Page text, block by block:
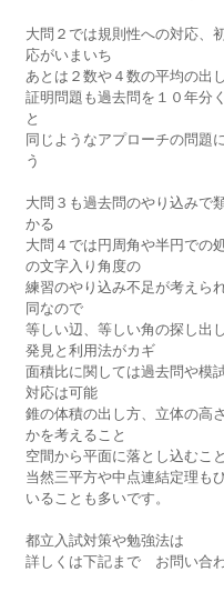
大問２では規則性への対応、
応がいまいち
あとは２数や４数の平均の出
証明問題も過去問を１０年分
と
同じようなアプローチの問題
う
大問３も過去問のやり込みで
かる
大問４では円周角や半円での
の文字入り角度の
練習のやり込み不足が考えら
同なので
等しい辺、等しい角の探し出
発見と利用法がカギ
面積比に関しては過去問や模
対応は可能
錐の体積の出し方、立体の高
かを考えること
空間から平面に落とし込むこ
当然三平方や中点連結定理も
いることも多いです。
都立入試対策や勉強法は
詳しくは下記まで　お問い合